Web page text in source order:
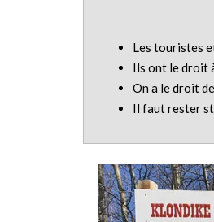
Les touristes
Ils ont le droit
On a le droit
Il faut rester